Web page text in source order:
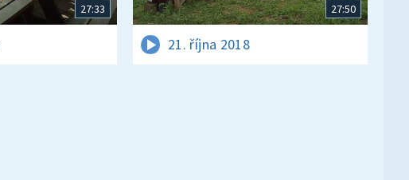
27:33 27:50
21. října 2018